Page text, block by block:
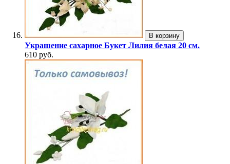
В корзину
Украшение сахарное Букет Лилия белая 20 см.
610 руб.